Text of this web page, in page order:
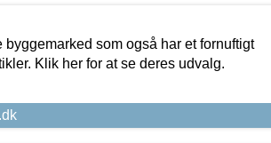
byggemarked som også har et fornuftigt
Klik her for at se deres udvalg.